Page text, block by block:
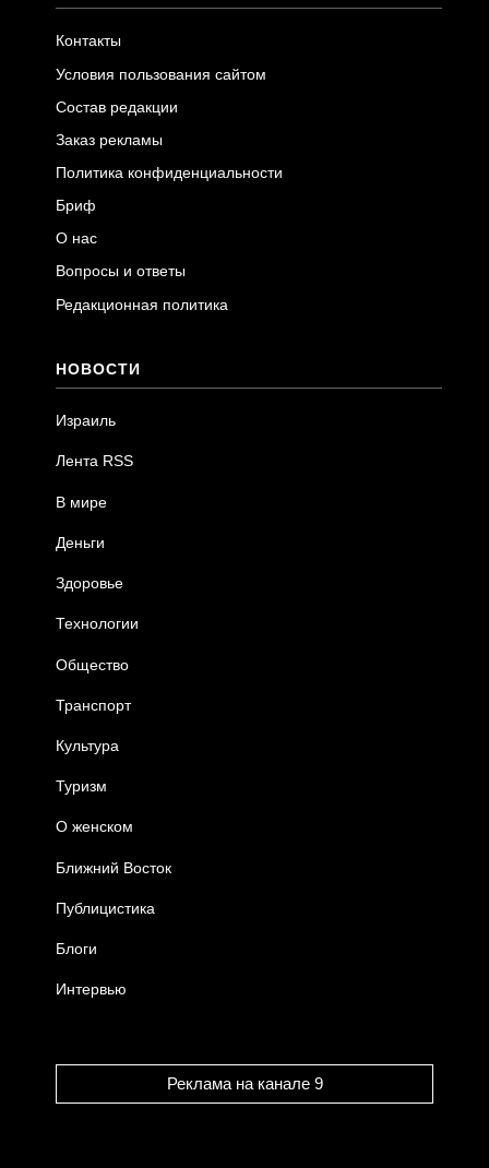
Контакты
Условия пользования сайтом
Состав редакции
Заказ рекламы
Политика конфиденциальности
Бриф
О нас
Вопросы и ответы
Редакционная политика
НОВОСТИ
Израиль
Лента RSS
В мире
Деньги
Здоровье
Технологии
Общество
Транспорт
Культура
Туризм
О женском
Ближний Восток
Публицистика
Блоги
Интервью
Реклама на канале 9